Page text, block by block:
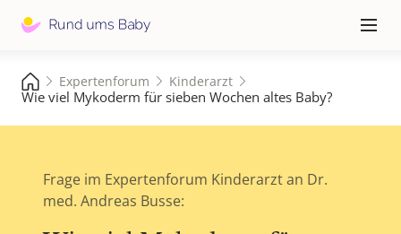
≡
Expertenforum Kinderarzt
Wie viel Mykoderm für sieben Wochen altes Baby?
Frage im Expertenforum Kinderarzt an Dr.
med. Andreas Busse: